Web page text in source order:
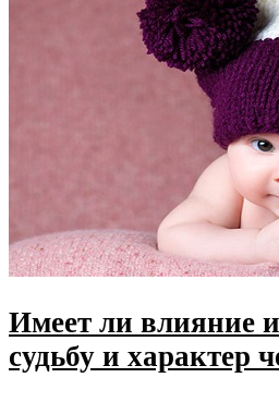
Имеет ли влияние
судьбу и характер